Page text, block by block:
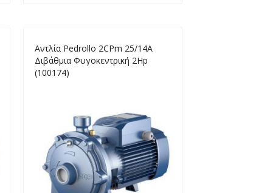
Αντλία Pedrollo 2CPm 25/14A
Διβάθμια Φυγοκεντρική 2Hp
(100174)